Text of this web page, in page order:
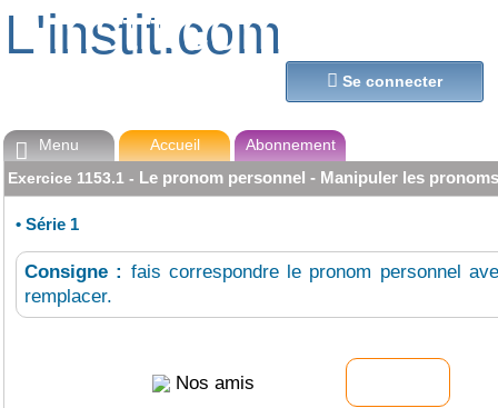
 Se connecter
L'instit.com
L'instit.com
 Menu Accueil
Abonnement
Exercice 1153.1 - Le pronom personnel - Manipuler les
• Série 1
Consigne : fais correspondre le pronom personnel
remplacer.
Nos amis